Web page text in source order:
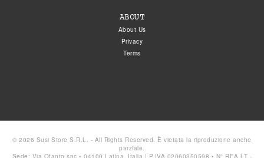
ABOUT
About Us
Privacy
Terms
© 2026 Susi Store S.R.L. - All Rights Reserved. È vietata la riproduzione anche
parziale.